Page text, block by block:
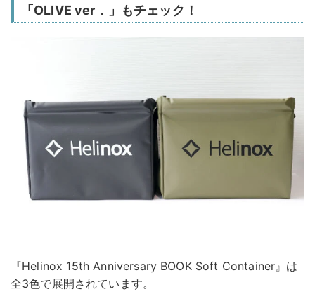
「OLIVE ver．」もチェック！
『Helinox 15th Anniversary BOOK Soft Container』は
全3色で展開されています。